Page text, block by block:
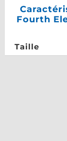
Fourth
Taille